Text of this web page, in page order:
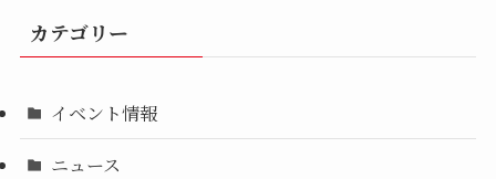
カテゴリー
イベント情報
ニュース